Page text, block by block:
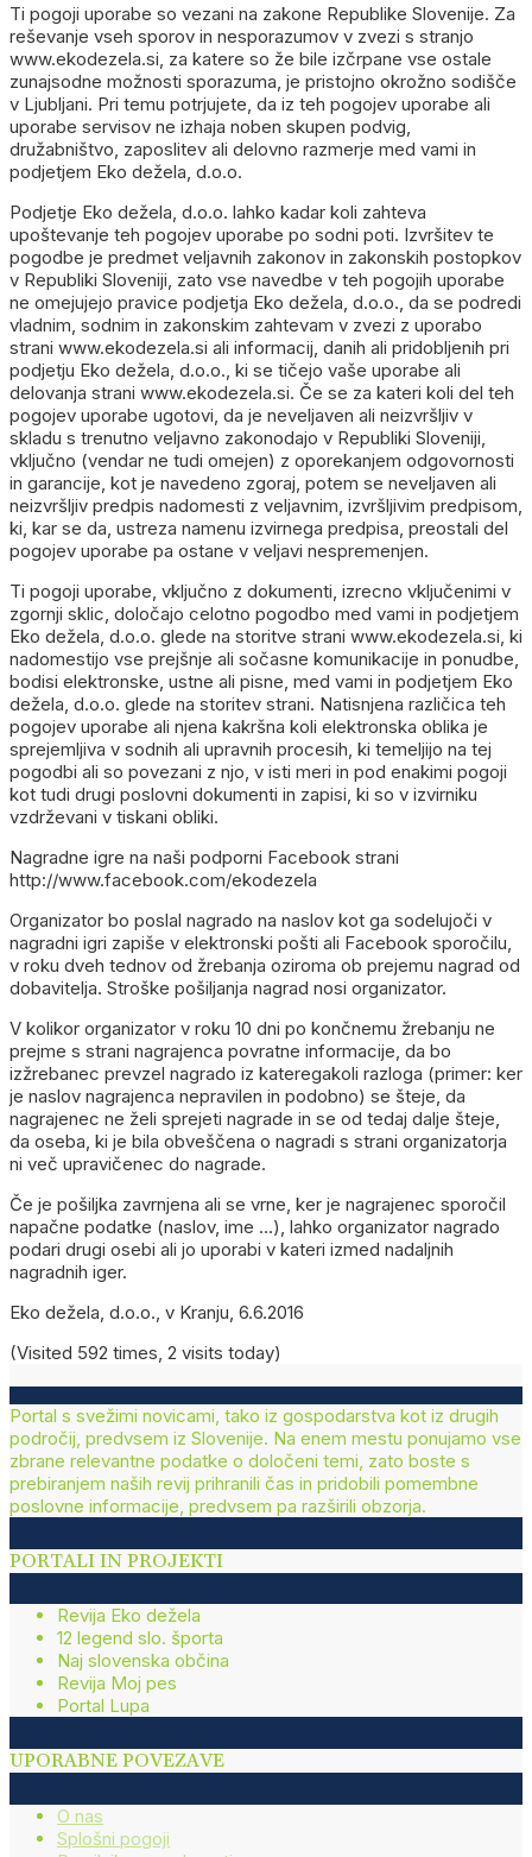
Ti pogoji uporabe so vezani na zakone Republike Slovenije. Za
reševanje vseh sporov in nesporazumov v zvezi s stranjo
www.ekodezela.si, za katere so že bile izčrpane vse ostale
zunajsodne možnosti sporazuma, je pristojno okrožno sodišče
v Ljubljani. Pri temu potrjujete, da iz teh pogojev uporabe ali
uporabe servisov ne izhaja noben skupen podvig,
družabništvo, zaposlitev ali delovno razmerje med vami in
podjetjem Eko dežela, d.o.o.
Podjetje Eko dežela, d.o.o. lahko kadar koli zahteva
upoštevanje teh pogojev uporabe po sodni poti. Izvršitev te
pogodbe je predmet veljavnih zakonov in zakonskih postopkov
v Republiki Sloveniji, zato vse navedbe v teh pogojih uporabe
ne omejujejo pravice podjetja Eko dežela, d.o.o., da se podredi
vladnim, sodnim in zakonskim zahtevam v zvezi z uporabo
strani www.ekodezela.si ali informacij, danih ali pridobljenih pri
podjetju Eko dežela, d.o.o., ki se tičejo vaše uporabe ali
delovanja strani www.ekodezela.si. Če se za kateri koli del teh
pogojev uporabe ugotovi, da je neveljaven ali neizvršljiv v
skladu s trenutno veljavno zakonodajo v Republiki Sloveniji,
vključno (vendar ne tudi omejen) z oporekanjem odgovornosti
in garancije, kot je navedeno zgoraj, potem se neveljaven ali
neizvršljiv predpis nadomesti z veljavnim, izvršljivim predpisom,
ki, kar se da, ustreza namenu izvirnega predpisa, preostali del
pogojev uporabe pa ostane v veljavi nespremenjen.
Ti pogoji uporabe, vključno z dokumenti, izrecno vključenimi v
zgornji sklic, določajo celotno pogodbo med vami in podjetjem
Eko dežela, d.o.o. glede na storitve strani www.ekodezela.si, ki
nadomestijo vse prejšnje ali sočasne komunikacije in ponudbe,
bodisi elektronske, ustne ali pisne, med vami in podjetjem Eko
dežela, d.o.o. glede na storitev strani. Natisnjena različica teh
pogojev uporabe ali njena kakršna koli elektronska oblika je
sprejemljiva v sodnih ali upravnih procesih, ki temeljijo na tej
pogodbi ali so povezani z njo, v isti meri in pod enakimi pogoji
kot tudi drugi poslovni dokumenti in zapisi, ki so v izvirniku
vzdrževani v tiskani obliki.
Nagradne igre na naši podporni Facebook strani
http://www.facebook.com/ekodezela
Organizator bo poslal nagrado na naslov kot ga sodelujoči v
nagradni igri zapiše v elektronski pošti ali Facebook sporočilu,
v roku dveh tednov od žrebanja oziroma ob prejemu nagrad od
dobavitelja. Stroške pošiljanja nagrad nosi organizator.
V kolikor organizator v roku 10 dni po končnemu žrebanju ne
prejme s strani nagrajenca povratne informacije, da bo
izžrebanec prevzel nagrado iz kateregakoli razloga (primer: ker
je naslov nagrajenca nepravilen in podobno) se šteje, da
nagrajenec ne želi sprejeti nagrade in se od tedaj dalje šteje,
da oseba, ki je bila obveščena o nagradi s strani organizatorja
ni več upravičenec do nagrade.
Če je pošiljka zavrnjena ali se vrne, ker je nagrajenec sporočil
napačne podatke (naslov, ime …), lahko organizator nagrado
podari drugi osebi ali jo uporabi v kateri izmed nadaljnih
nagradnih iger.
Eko dežela, d.o.o., v Kranju, 6.6.2016
(Visited 592 times, 2 visits today)
Portal s svežimi novicami, tako iz gospodarstva kot iz drugih
področij, predvsem iz Slovenije. Na enem mestu ponujamo vse
zbrane relevantne podatke o določeni temi, zato boste s
prebiranjem naših revij prihranili čas in pridobili pomembne
poslovne informacije, predvsem pa razširili obzorja.
PORTALI IN PROJEKTI
Revija Eko dežela
12 legend slo. športa
Naj slovenska občina
Revija Moj pes
Portal Lupa
UPORABNE POVEZAVE
O nas
Splošni pogoji